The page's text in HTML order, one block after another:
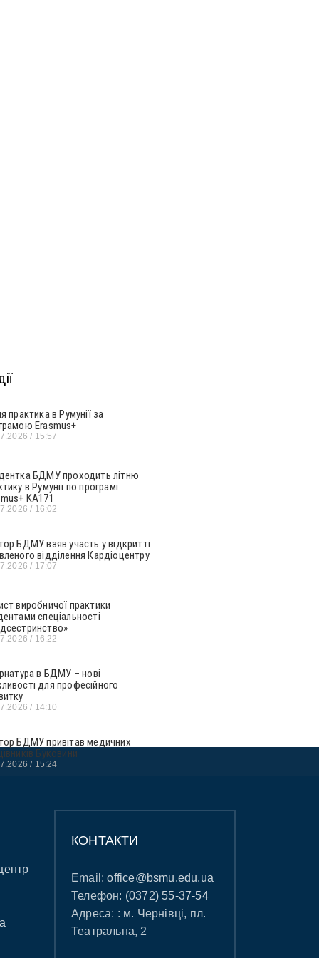
практика в Румунії за
Erasmus+
15:57
БДМУ проходить літню
в Румунії по програмі
KA171
16:02
БДМУ взяв участь у відкритті
відділення Кардіоцентру
17:07
виробничої практики
спеціальності
16:22
в БДМУ – нові
для професійного
14:10
БДМУ привітав медичних
Буковини
15:24
КОНТАКТИ
Email:office@bsmu.edu.ua
Телефон: (0372) 55-37-54
Адреса: : м. Чернівці, пл.
Театральна, 2